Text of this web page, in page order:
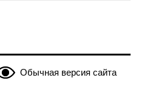
Обычная версия сайта